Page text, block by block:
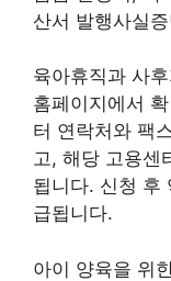
산서 발행사실
육아휴직과 사
홈페이지에서
터 연락처와 팩
고, 해당 고용센
됩니다. 신청 후
급됩니다.
아이 양육을 위